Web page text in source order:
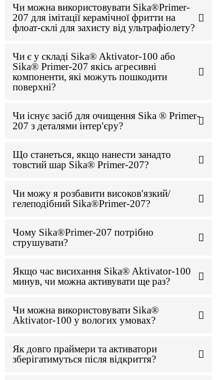
Чи можна використовувати Sika®Primer-
207 для імітації керамічної фритти на
флоат-склі для захисту від ультрафіолету?
Чи є у складі Sika® Aktivator-100 або
Sika® Primer-207 якісь агресивні
компоненти, які можуть пошкодити
поверхні?
Чи існує засіб для очищення Sika ® Primer-
207 з деталями інтер'єру?
Що станеться, якщо нанести занадто
товстий шар Sika® Primer-207?
Чи можу я розбавити високов'язкий/
гелеподібний Sika®Primer-207?
Чому Sika®Primer-207 потрібно
струшувати?
Якщо час висихання Sika® Aktivator-100
минув, чи можна активувати ще раз?
Чи можна використовувати Sika®
Aktivator-100 у вологих умовах?
Як довго праймери та активатори
зберігатимуться після відкриття?